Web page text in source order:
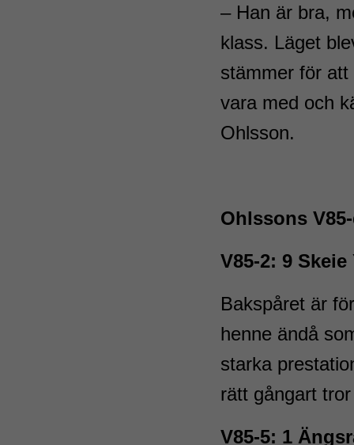
– Han är bra,
klass. Läget
stämmer för
vara med och
Ohlsson.
Ohlssons
V85-2: 9 Skeie
Bakspåret är
henne ändå
starka
rätt gångart
V85-5: 1